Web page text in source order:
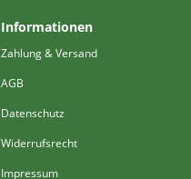
Informationen
Zahlung & Versand
AGB
Datenschutz
Widerrufsrecht
Impressum